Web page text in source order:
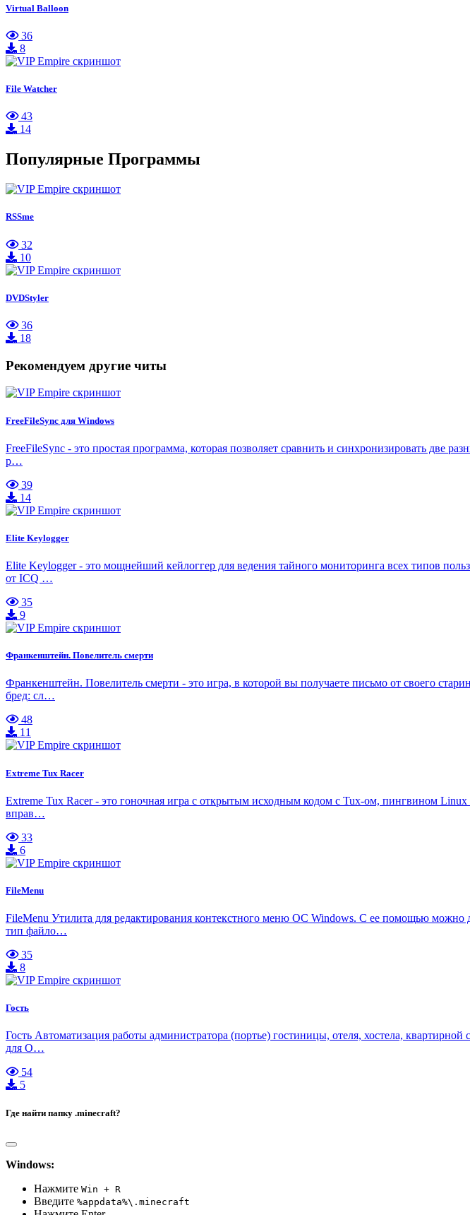
Virtual Balloon
36
8
File Watcher
43
14
Популярные Программы
RSSme
32
10
DVDStyler
36
18
Рекомендуем другие читы
FreeFileSync для Windows
FreeFileSync - это простая программа, которая позволяет сравнить и синхронизировать
р…
39
14
Elite Keylogger
Elite Keylogger - это мощнейший кейлоггер для ведения тайного мониторинга всех типов
от ICQ …
35
9
Франкенштейн. Повелитель смерти
Франкенштейн. Повелитель смерти - это игра, в которой вы получаете письмо от своего
бред: сл…
48
11
Extreme Tux Racer
Extreme Tux Racer - это гоночная игра с открытым исходным кодом с Tux-ом, пингвином
вправ…
33
6
FileMenu
FileMenu Утилита для редактирования контекстного меню ОС Windows. С ее помощью можно
тип файло…
35
8
Гость
Гость Автоматизация работы администратора (портье) гостиницы, отеля, хостела,
для O…
54
5
Где найти папку .minecraft?
Windows:
Нажмите Win + R
Введите %appdata%\.minecraft